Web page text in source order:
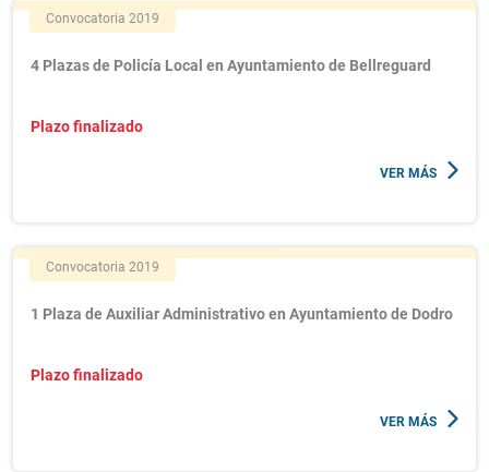
Convocatoria 2019
4 Plazas de Policía Local en Ayuntamiento de Bellreguard
Plazo finalizado
VER MÁS
Convocatoria 2019
1 Plaza de Auxiliar Administrativo en Ayuntamiento de Dodro
Plazo finalizado
VER MÁS